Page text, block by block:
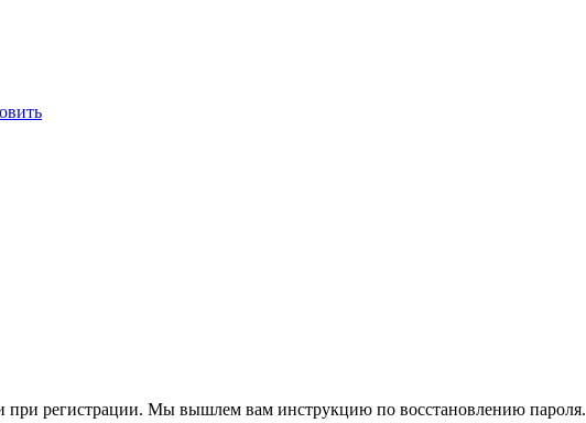
при регистрации. Мы вышлем вам инструкцию по восстановлению пароля.